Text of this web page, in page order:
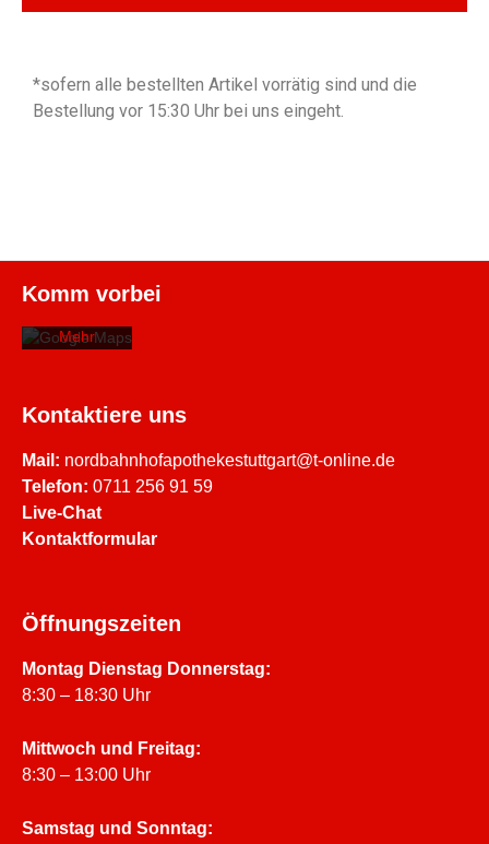
laden
Maps immer
entsperren
*sofern alle bestellten Artikel vorrätig sind und die
Bestellung vor 15:30 Uhr bei uns eingeht.
Komm vorbei
von
Mehr
Karte
laden
entsperren
Kontaktiere uns
Mail: nordbahnhofapothekestuttgart@t-online.de
Telefon: 0711 256 91 59
Live-Chat
Kontaktformular
Öffnungszeiten
Montag Dienstag Donnerstag:
8:30 – 18:30 Uhr
Mittwoch und Freitag:
8:30 – 13:00 Uhr
Samstag und Sonntag: